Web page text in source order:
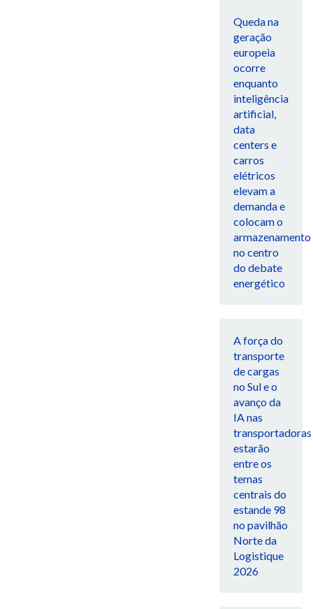
Queda na
geração
europeia
ocorre
enquanto
inteligência
artificial,
data
centers e
carros
elétricos
elevam a
demanda e
colocam o
armazenamento
no centro
do debate
energético
A força do
transporte
de cargas
no Sul e o
avanço da
IA nas
transportadoras
estarão
entre os
temas
centrais do
estande 98
no pavilhão
Norte da
Logistique
2026